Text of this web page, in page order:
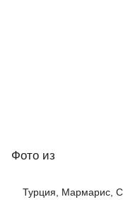
Фото из
Турция, Мармарис,